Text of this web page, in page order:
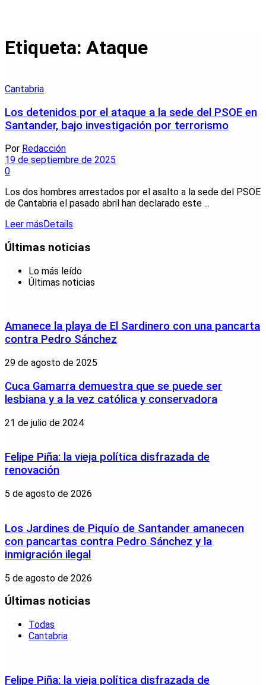
Etiqueta: Ataque
Cantabria
Los detenidos por el ataque a la sede del PSOE en
Santander, bajo investigación por terrorismo
Por Redacción
19 de septiembre de 2025
0
Los dos hombres arrestados por el asalto a la sede del PSOE
de Cantabria el pasado abril han declarado este ...
Leer más Details
Últimas noticias
Lo más leído
Últimas noticias
Amanece la playa de El Sardinero con una pancarta
contra Pedro Sánchez
29 de agosto de 2025
Cuca Gamarra demuestra que se puede ser
lesbiana y a la vez católica y conservadora
21 de julio de 2024
Felipe Piña: la vieja política disfrazada de
renovación
5 de agosto de 2026
Los Jardines de Piquío de Santander amanecen
con pancartas contra Pedro Sánchez y la
inmigración ilegal
5 de agosto de 2026
Últimas noticias
Todas
Cantabria
Felipe Piña: la vieja política disfrazada de